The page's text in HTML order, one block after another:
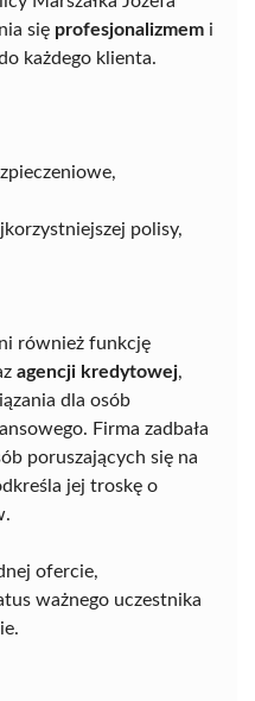
się profesjonalizmem i
każdego klienta.
polisy,
również funkcję
agencji kredytowej,
dla osób
Firma zadbała
poruszających się na
jej troskę o
ofercie,
ważnego uczestnika